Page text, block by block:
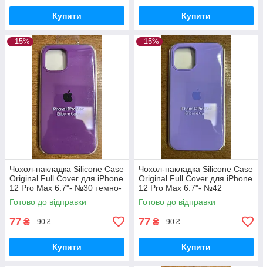
Купити Купити
–15%
Чохол-накладка Silicone Case
Original Full Cover для iPhone
12 Pro Max 6.7"- №30 темно-
фіолетовий
Готово до відправки
77 ₴ 90 ₴
Купити
–15%
Чохол-накладка Silicone Case
Original Full Cover для iPhone
12 Pro Max 6.7"- №42
бузковий
Готово до відправки
77 ₴ 90 ₴
Купити